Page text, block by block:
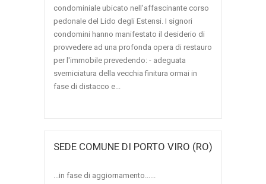
condominiale ubicato nell'affascinante corso
pedonale del Lido degli Estensi. I signori
condomini hanno manifestato il desiderio di
provvedere ad una profonda opera di restauro
per l'immobile prevedendo: - adeguata
sverniciatura della vecchia finitura ormai in
fase di distacco e...
SEDE COMUNE DI PORTO VIRO (RO)
...in fase di aggiornamento......